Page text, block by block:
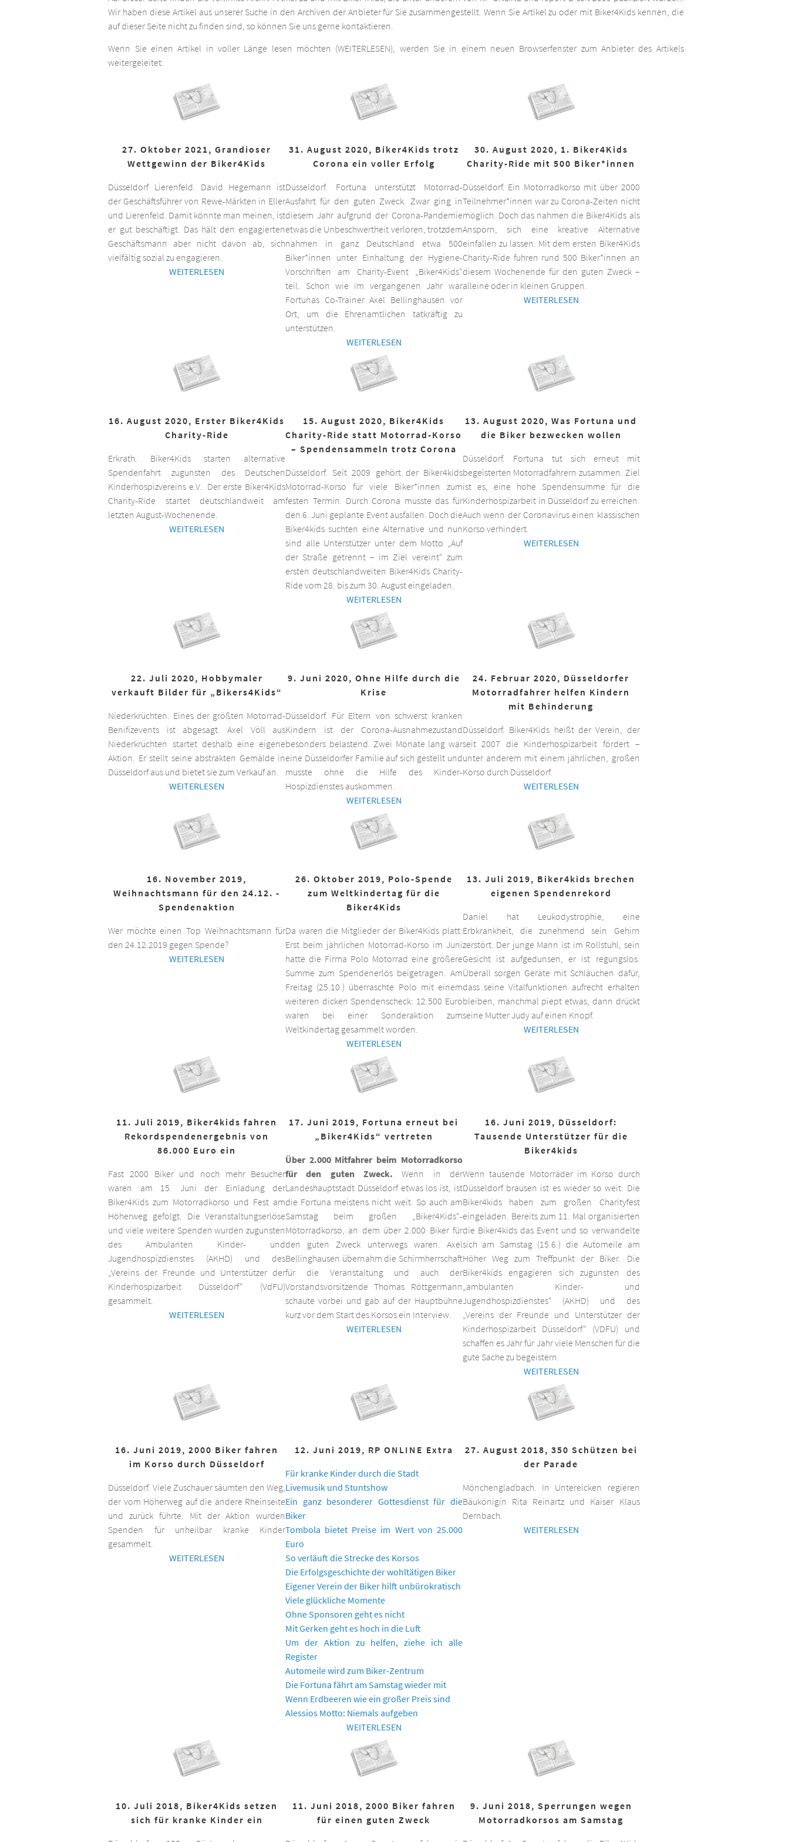
Wir haben diese Artikel aus unserer Suche in den Archiven der Anbieter für Sie zusammengestellt. Wenn Sie Artikel zu oder mit Biker4Kids kennen, die
auf dieser Seite nicht zu finden sind, so können Sie uns gerne kontaktieren.
Wenn Sie einen Artikel in voller Länge lesen möchten (WEITERLESEN), werden Sie in einem neuen Browserfenster zum Anbieter des Artikels
weitergeleitet.
27. Oktober 2021, Grandioser
Wettgewinn der Biker4Kids
Düsseldorf Lierenfeld. David Hegemann ist
der Geschäftsführer von Rewe-Märkten in Eller
und Lierenfeld. Damit könnte man meinen, ist
er gut beschäftigt. Das hält den engagierten
Geschäftsmann aber nicht davon ab, sich
vielfältig sozial zu engagieren.
WEITERLESEN
31. August 2020, Biker4Kids trotz
Corona ein voller Erfolg
Düsseldorf. Fortuna unterstützt Motorrad-
Ausfahrt für den guten Zweck. Zwar ging in
diesem Jahr aufgrund der Corona-Pandemie
etwas die Unbeschwertheit verloren, trotzdem
nahmen in ganz Deutschland etwa 500
Biker*innen unter Einhaltung der Hygiene-
Vorschriften am Charity-Event „Biker4Kids“
teil. Schon wie im vergangenen Jahr war
Fortunas Co-Trainer Axel Bellinghausen vor
Ort, um die Ehrenamtlichen tatkräftig zu
unterstützen.
WEITERLESEN
30. August 2020, 1. Biker4Kids
Charity-Ride mit 500 Biker*innen
Düsseldorf. Ein Motorradkorso mit über 2000
Teilnehmer*innen war zu Corona-Zeiten nicht
möglich. Doch das nahmen die Biker4Kids als
Ansporn, sich eine kreative Alternative
einfallen zu lassen. Mit dem ersten Biker4Kids
Charity-Ride fuhren rund 500 Biker*innen an
diesem Wochenende für den guten Zweck –
alleine oder in kleinen Gruppen.
WEITERLESEN
16. August 2020, Erster Biker4Kids
Charity-Ride
Erkrath. Biker4Kids starten alternative
Spendenfahrt zugunsten des Deutschen
Kinderhospizvereins e.V.. Der erste Biker4Kids
Charity-Ride startet deutschlandweit am
letzten August-Wochenende.
WEITERLESEN
15. August 2020, Biker4Kids
Charity-Ride statt Motorrad-Korso
– Spendensammeln trotz Corona
Düsseldorf. Seit 2009 gehört der Biker4kids
Motorrad-Korso für viele Biker*innen zum
festen Termin. Durch Corona musste das für
den 6. Juni geplante Event ausfallen. Doch die
Biker4kids suchten eine Alternative und nun
sind alle Unterstützer unter dem Motto „Auf
der Straße getrennt – im Ziel vereint“ zum
ersten deutschlandweiten Biker4Kids Charity-
Ride vom 28. bis zum 30. August eingeladen.
WEITERLESEN
13. August 2020, Was Fortuna und
die Biker bezwecken wollen
Düsseldorf. Fortuna tut sich erneut mit
begeisterten Motorradfahrern zusammen. Ziel
ist es, eine hohe Spendensumme für die
Kinderhospizarbeit in Düsseldorf zu erreichen.
Auch wenn der Coronavirus einen klassischen
Korso verhindert.
WEITERLESEN
22. Juli 2020, Hobbymaler
verkauft Bilder für „Bikers4Kids“
Niederkrüchten. Eines der größten Motorrad-
Benifizevents ist abgesagt. Axel Völl aus
Niederkrüchten startet deshalb eine eigene
Aktion. Er stellt seine abstrakten Gemälde in
Düsseldorf aus und bietet sie zum Verkauf an.
WEITERLESEN
9. Juni 2020, Ohne Hilfe durch die
Krise
Düsseldorf. Für Eltern von schwerst kranken
Kindern ist der Corona-Ausnahmezustand
besonders belastend. Zwei Monate lang war
eine Düsseldorfer Familie auf sich gestellt und
musste ohne die Hilfe des Kinder-
Hospizdienstes auskommen.
WEITERLESEN
24. Februar 2020, Düsseldorfer
Motorradfahrer helfen Kindern
mit Behinderung
Düsseldorf. Biker4Kids heißt der Verein, der
seit 2007 die Kinderhospizarbeit fördert –
unter anderem mit einem jährlichen, großen
Korso durch Düsseldorf.
WEITERLESEN
16. November 2019,
Weihnachtsmann für den 24.12. -
Spendenaktion
Wer möchte einen Top Weihnachtsmann für
den 24.12.2019 gegen Spende?
WEITERLESEN
26. Oktober 2019, Polo-Spende
zum Weltkindertag für die
Biker4Kids
Da waren die Mitglieder der Biker4Kids platt:
Erst beim jährlichen Motorrad-Korso im Juni
hatte die Firma Polo Motorrad eine größere
Summe zum Spendenerlös beigetragen. Am
Freitag (25.10.) überraschte Polo mit einem
weiteren dicken Spendenscheck: 12.500 Euro
waren bei einer Sonderaktion zum
Weltkindertag gesammelt worden.
WEITERLESEN
13. Juli 2019, Biker4kids brechen
eigenen Spendenrekord
Daniel hat Leukodystrophie, eine
Erbkrankheit, die zunehmend sein Gehirn
zerstört. Der junge Mann ist im Rollstuhl, sein
Gesicht ist aufgedunsen, er ist regungslos.
Überall sorgen Geräte mit Schläuchen dafür,
dass seine Vitalfunktionen aufrecht erhalten
bleiben, manchmal piept etwas, dann drückt
seine Mutter Judy auf einen Knopf.
WEITERLESEN
11. Juli 2019, Biker4kids fahren
Rekordspendenergebnis von
86.000 Euro ein
Fast 2000 Biker und noch mehr Besucher
waren am 15. Juni der Einladung der
Biker4Kids zum Motorradkorso und Fest am
Höherweg gefolgt. Die Veranstaltungserlöse
und viele weitere Spenden wurden zugunsten
des Ambulanten Kinder- und
Jugendhospizdienstes (AKHD) und des
„Vereins der Freunde und Unterstützer der
Kinderhospizarbeit Düsseldorf“ (VdFU)
gesammelt.
WEITERLESEN
17. Juni 2019, Fortuna erneut bei
„Biker4Kids“ vertreten
Über 2.000 Mitfahrer beim Motorradkorso
für den guten Zweck. Wenn in der
Landeshauptstadt Düsseldorf etwas los ist, ist
die Fortuna meistens nicht weit. So auch am
Samstag beim großen „Biker4Kids“-
Motorradkorso, an dem über 2.000 Biker für
den guten Zweck unterwegs waren. Axel
Bellinghausen übernahm die Schirmherrschaft
für die Veranstaltung und auch der
Vorstandsvorsitzende Thomas Röttgermann
schaute vorbei und gab auf der Hauptbühne
kurz vor dem Start des Korsos ein Interview.
WEITERLESEN
16. Juni 2019, Düsseldorf:
Tausende Unterstützer für die
Biker4kids
Wenn tausende Motorräder im Korso durch
Düsseldorf brausen ist es wieder so weit: Die
Biker4kids haben zum großen Charityfest
eingeladen. Bereits zum 11. Mal organisierten
die Biker4kids das Event und so verwandelte
sich am Samstag (15.6.) die Automeile am
Höher Weg zum Treffpunkt der Biker. Die
Biker4kids engagieren sich zugunsten des
„ambulanten Kinder- und
Jugendhospizdienstes“ (AKHD) und des
„Vereins der Freunde und Unterstützer der
Kinderhospizarbeit Düsseldorf“ (VDFU) und
schaffen es Jahr für Jahr viele Menschen für die
gute Sache zu begeistern.
WEITERLESEN
16. Juni 2019, 2000 Biker fahren
im Korso durch Düsseldorf
Düsseldorf. Viele Zuschauer säumten den Weg,
der vom Höherweg auf die andere Rheinseite
und zurück führte. Mit der Aktion wurden
Spenden für unheilbar kranke Kinder
gesammelt.
WEITERLESEN
12. Juni 2019, RP ONLINE Extra
Für kranke Kinder durch die Stadt
Livemusik und Stuntshow
Ein ganz besonderer Gottesdienst für die
Biker
Tombola bietet Preise im Wert von 25.000
Euro
So verläuft die Strecke des Korsos
Die Erfolgsgeschichte der wohltätigen Biker
Eigener Verein der Biker hilft unbürokratisch
Viele glückliche Momente
Ohne Sponsoren geht es nicht
Mit Gerken geht es hoch in die Luft
Um der Aktion zu helfen, ziehe ich alle
Register
Automeile wird zum Biker-Zentrum
Die Fortuna fährt am Samstag wieder mit
Wenn Erdbeeren wie ein großer Preis sind
Alessios Motto: Niemals aufgeben
WEITERLESEN
27. August 2018, 350 Schützen bei
der Parade
Mönchengladbach. In Untereicken regieren
Bäukönigin Rita Reinartz und Kaiser Klaus
Dernbach.
WEITERLESEN
10. Juli 2018, Biker4Kids setzen
sich für kranke Kinder ein
11. Juni 2018, 2000 Biker fahren
für einen guten Zweck
9. Juni 2018, Sperrungen wegen
Motorradkorsos am Samstag